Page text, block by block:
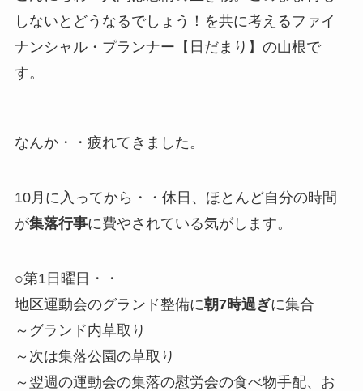
しないとどうなるでしょう！を共に考えるファイ
ナンシャル・プランナー【日だまり】の山根で
す。
なんか・・疲れてきました。
10月に入ってから・・休日、ほとんど自分の時間
が集落行事に費やされている気がします。
○第1日曜日・・
地区運動会のグランド整備に朝7時過ぎに集合
～グランド内草取り
～次は集落公園の草取り
～翌週の運動会の集落の慰労会の食べ物手配、お